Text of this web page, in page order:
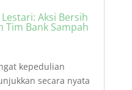
Aksi Bersih
Tim Bank Sampah
kepedulian
secara nyata